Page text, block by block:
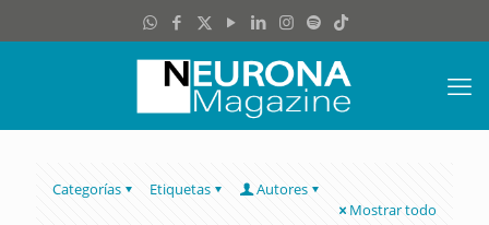
Categorías Etiquetas
Autores
Mostrar todo